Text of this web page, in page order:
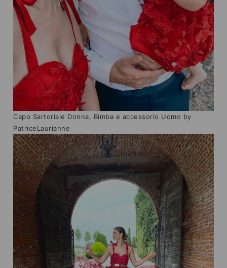
Capo Sartoriale Donna, Bimba e accessorio Uomo by
PatriceLaurianne